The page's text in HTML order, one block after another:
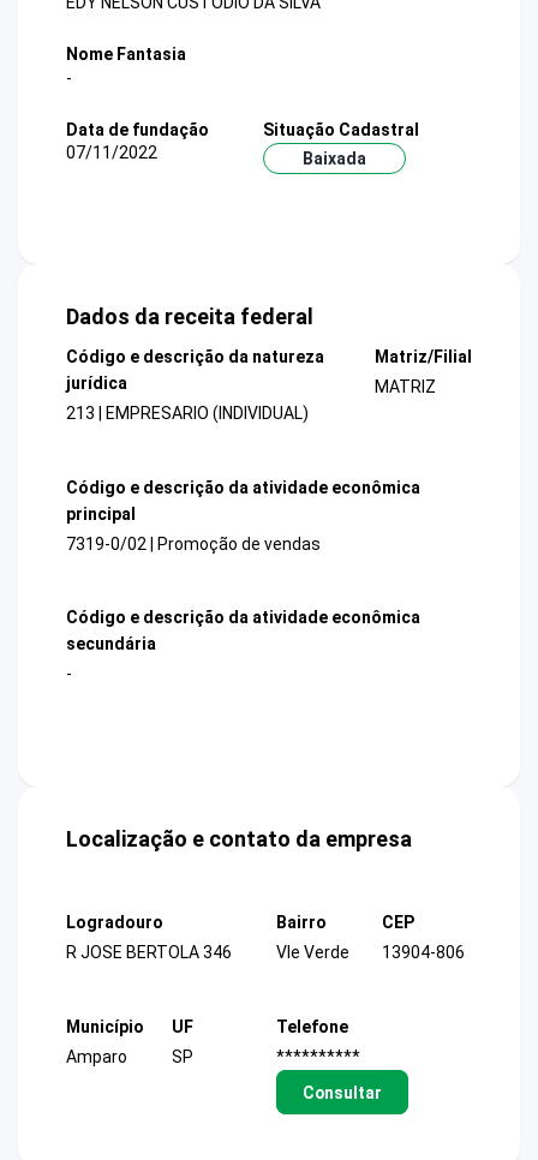
Nome Fantasia
-
Data de fundação
07/11/2022
Situação Cadastral
Baixada
Dados da receita federal
Código e descrição da natureza
jurídica
213 | EMPRESARIO (INDIVIDUAL)
Matriz/Filial
MATRIZ
Código e descrição da atividade econômica
principal
7319-0/02 | Promoção de vendas
Código e descrição da atividade econômica
secundária
-
Localização e contato da empresa
Logradouro
R JOSE BERTOLA 346
Bairro
Vle Verde
CEP
13904-806
Município
Amparo
UF
SP
Telefone
**********
Consultar